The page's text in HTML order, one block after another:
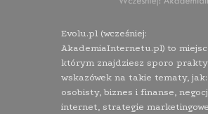
Evolu.pl (wcześniej:
AkademiaInternetu.pl) to
którym znajdziesz sporo
wskazówek na takie tematy,
osobisty, biznes i finanse,
internet, strategie